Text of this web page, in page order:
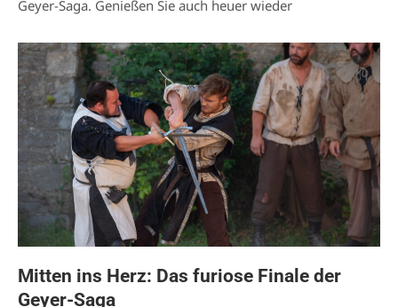
Geyer-Saga. Genießen Sie auch heuer wieder
Mitten ins Herz: Das furiose Finale der
Geyer-Saga